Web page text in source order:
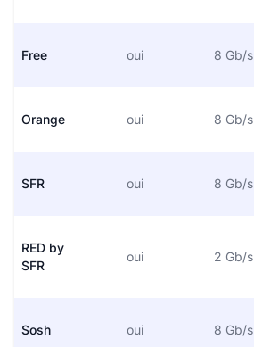
Free oui 8 Gb/s
Orange oui 8 Gb/s
SFR oui 8 Gb/s
RED by
SFR
oui 2 Gb/s
Sosh oui 8 Gb/s